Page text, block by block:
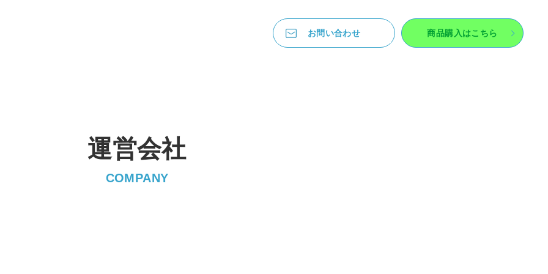
お問い合わせ 商品購入はこちら
運営会社
COMPANY